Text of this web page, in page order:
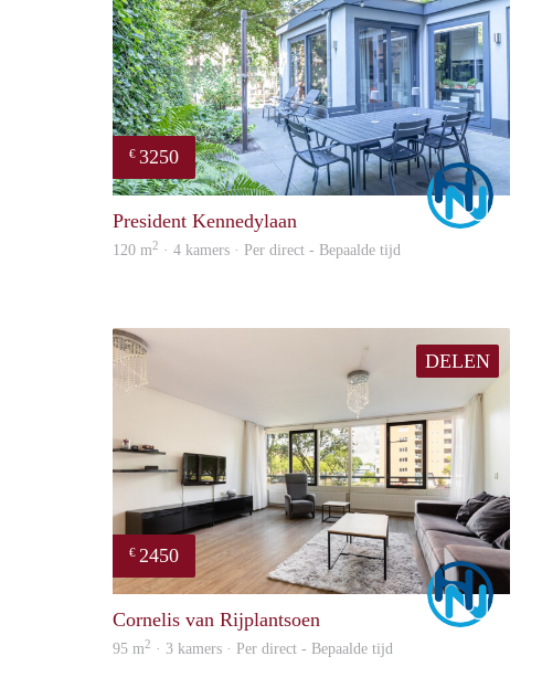
€ 3250
Marco
President Kennedylaan
120 m2 · 4 kamers · Per direct - Bepaalde tijd
DELEN
€ 2450
Marco
Cornelis van Rijplantsoen
95 m2 · 3 kamers · Per direct - Bepaalde tijd